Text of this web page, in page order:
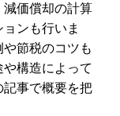
価償却の計算
ンも行いま
節税のコツも
構造によって
事で概要を把